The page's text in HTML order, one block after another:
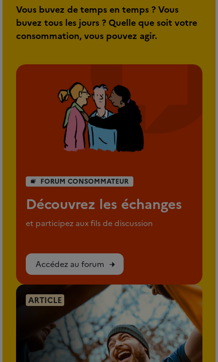
Vous buvez de temps en temps ? Vous
buvez tous les jours ? Quelle que soit votre
consommation, vous pouvez agir.
FORUM CONSOMMATEUR
Découvrez les échanges
et participez aux fils de discussion
Accédez au forum
ARTICLE